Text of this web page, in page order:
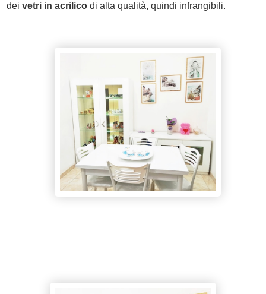
dei vetri in acrilico di alta qualità, quindi infrangibili.